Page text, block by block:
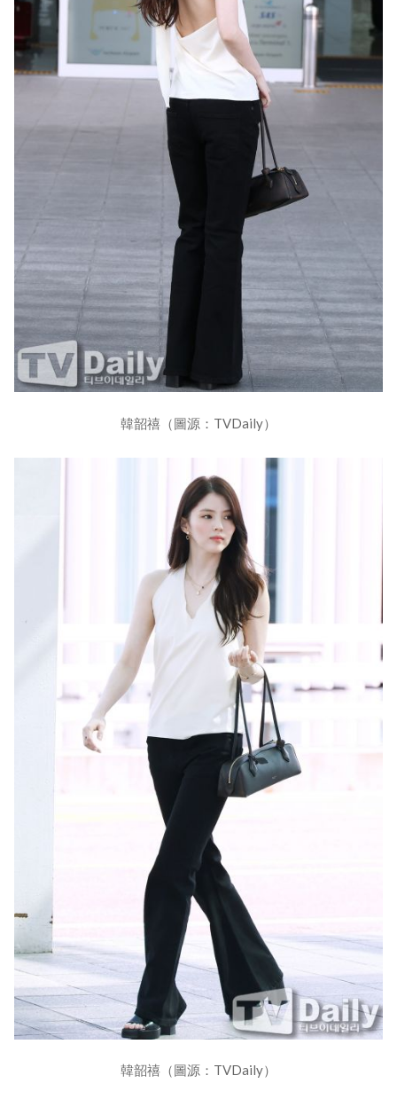
韓韶禧（圖源：TVDaily）
韓韶禧（圖源：TVDaily）